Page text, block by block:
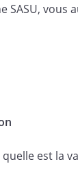
sociale de
devront
le siège
vous
est la